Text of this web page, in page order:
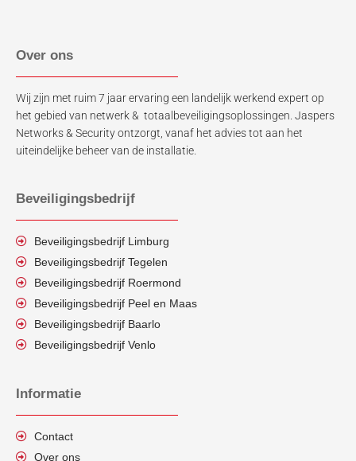
Over ons
Wij zijn met ruim 7 jaar ervaring een landelijk werkend expert op
het gebied van netwerk & totaalbeveiligingsoplossingen. Jaspers
Networks & Security ontzorgt, vanaf het advies tot aan het
uiteindelijke beheer van de installatie.
Beveiligingsbedrijf
Beveiligingsbedrijf Limburg
Beveiligingsbedrijf Tegelen
Beveiligingsbedrijf Roermond
Beveiligingsbedrijf Peel en Maas
Beveiligingsbedrijf Baarlo
Beveiligingsbedrijf Venlo
Informatie
Contact
Over ons